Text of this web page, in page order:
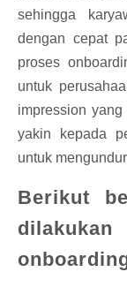
sehingga
dengan cepat
proses
untuk
impression
yakin kepada
untuk
Berikut
dilakukan